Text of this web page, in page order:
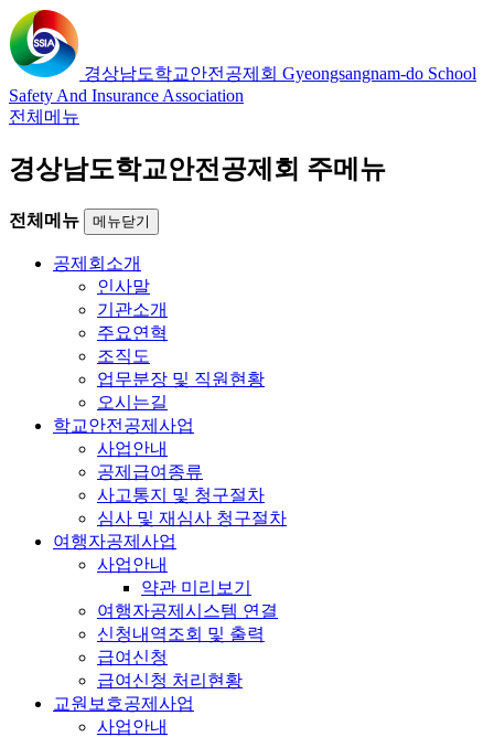
경상남도학교안전공제회 Gyeongsangnam-do School
Safety And Insurance Association
전체메뉴
경상남도학교안전공제회 주메뉴
전체메뉴 메뉴닫기
공제회소개
인사말
기관소개
주요연혁
조직도
업무분장 및 직원현황
오시는길
학교안전공제사업
사업안내
공제급여종류
사고통지 및 청구절차
심사 및 재심사 청구절차
여행자공제사업
사업안내
약관 미리보기
여행자공제시스템 연결
신청내역조회 및 출력
급여신청
급여신청 처리현황
교원보호공제사업
사업안내